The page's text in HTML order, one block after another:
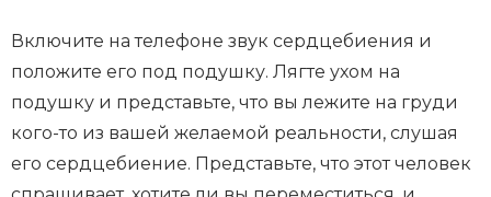
Включите на телефоне звук сердцебиения и
положите его под подушку. Лягте ухом на
подушку и представьте, что вы лежите на груди
кого-то из вашей желаемой реальности, слушая
его сердцебиение. Представьте, что этот человек